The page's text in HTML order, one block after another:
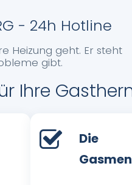
- 24h Hotline
Heizung geht. Er steht
gibt.
Ihre
Die